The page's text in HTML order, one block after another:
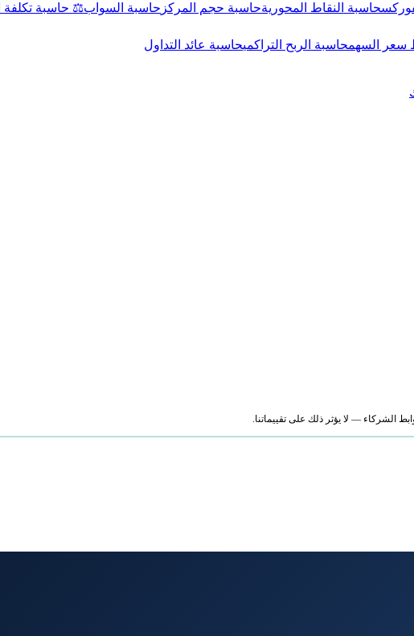
حاسبة النقاط المحوريةحاسبة حجم المركز حاسبة السواب⚖️ حاسبة تكلفة
سعر السهمحاسبة الربح التراكميحاسبة عائد التداول
الشركاء — لا يؤثر ذلك على تقييماتنا.